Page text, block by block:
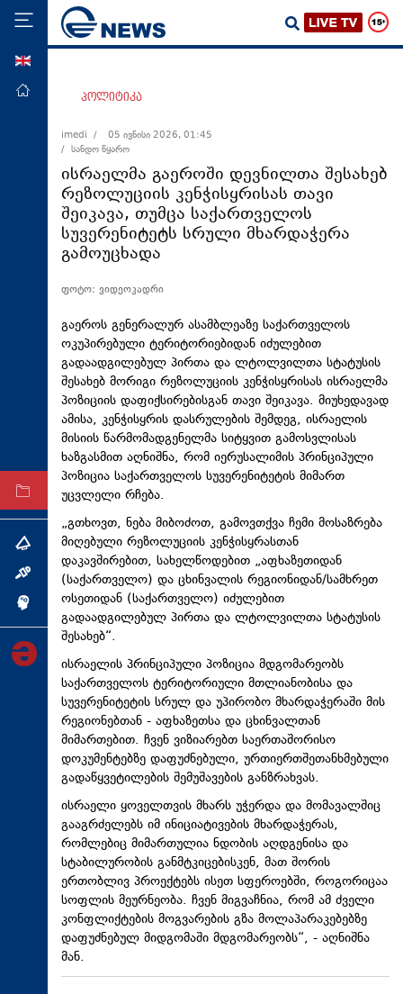
მთავარი
ეკონომიკა
მსოფლიო
ჯანდაცვა
საზოგადოება
რეგიონი
კულტურა
სპორტი
ტექნოლოგიები
არქივი
თემა
ინტერვიუ
ინქვიზიცია
პოლიტიკა
imedi /
05 ივნისი 2026, 01:45
/ სანდო წყარო
ისრაელმა გაეროში დევნილთა შესახებ
რეზოლუციის კენჭისყრისას თავი
შეიკავა, თუმცა საქართველოს
სუვერენიტეტს სრული მხარდაჭერა
გამოუცხადა
ფოტო: ვიდეოკადრი
გაეროს გენერალურ ასამბლეაზე საქართველოს
ოკუპირებული ტერიტორიებიდან იძულებით
გადაადგილებულ პირთა და ლტოლვილთა სტატუსის
შესახებ მორიგი რეზოლუციის კენჭისყრისას ისრაელმა
პოზიციის დაფიქსირებისგან თავი შეიკავა. მიუხედავად
ამისა, კენჭისყრის დასრულების შემდეგ, ისრაელის
მისიის წარმომადგენელმა სიტყვით გამოსვლისას
ხაზგასმით აღნიშნა, რომ იერუსალიმის პრინციპული
პოზიცია საქართველოს სუვერენიტეტის მიმართ
უცვლელი რჩება.
„გთხოვთ, ნება მიბოძოთ, გამოვთქვა ჩემი მოსაზრება
მიღებული რეზოლუციის კენჭისყრასთან
დაკავშირებით, სახელწოდებით „აფხაზეთიდან
(საქართველო) და ცხინვალის რეგიონიდან/სამხრეთ
ოსეთიდან (საქართველო) იძულებით
გადაადგილებულ პირთა და ლტოლვილთა სტატუსის
შესახებ“.
ისრაელის პრინციპული პოზიცია მდგომარეობს
საქართველოს ტერიტორიული მთლიანობისა და
სუვერენიტეტის სრულ და უპირობო მხარდაჭერაში მის
რეგიონებთან - აფხაზეთსა და ცხინვალთან
მიმართებით. ჩვენ ვიზიარებთ საერთაშორისო
დოკუმენტებზე დაფუძნებული, ურთიერთშეთანხმებული
გადაწყვეტილების შემუშავების განზრახვას.
ისრაელი ყოველთვის მხარს უჭერდა და მომავალშიც
გააგრძელებს იმ ინიციატივების მხარდაჭერას,
რომლებიც მიმართულია ნდობის აღდგენისა და
სტაბილურობის განმტკიცებისკენ, მათ შორის
ერთობლივ პროექტებს ისეთ სფეროებში, როგორიცაა
სოფლის მეურნეობა. ჩვენ მიგვაჩნია, რომ ამ ძველი
კონფლიქტების მოგვარების გზა მოლაპარაკებებზე
დაფუძნებულ მიდგომაში მდგომარეობს“, - აღნიშნა
მან.